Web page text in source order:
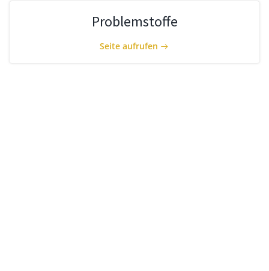
Problemstoffe
Seite aufrufen